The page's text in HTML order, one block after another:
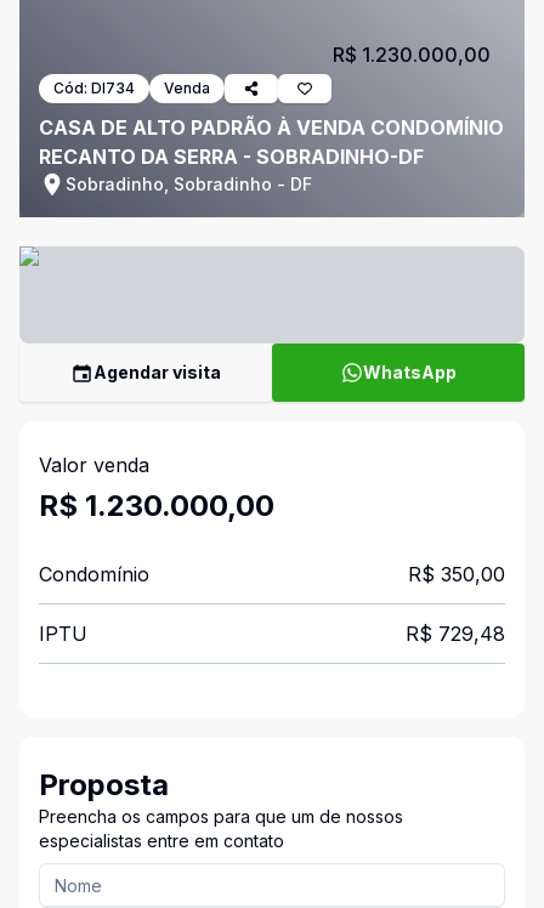
Cód: DI734 Venda
CASA DE ALTO PADRÃO À VENDA CONDOMÍNIO
RECANTO DA SERRA - SOBRADINHO-DF
Sobradinho, Sobradinho - DF
R$ 1.230.000,00
Agendar visita WhatsApp
Valor venda
R$ 1.230.000,00
Condomínio R$ 350,00
IPTU R$ 729,48
Proposta
Preencha os campos para que um de nossos
especialistas entre em contato